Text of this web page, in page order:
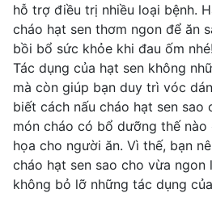
hỗ trợ điều trị nhiều loại bệnh.
cháo hạt sen thơm ngon để ăn
bồi bổ sức khỏe khi đau ốm nhé!
Tác dụng của hạt sen không
mà còn giúp bạn duy trì vóc
biết cách nấu cháo hạt sen sao
món cháo có bổ dưỡng thế
họa cho người ăn. Vì thế, bạn
cháo hạt sen sao cho vừa
không bỏ lỡ những tác dụng